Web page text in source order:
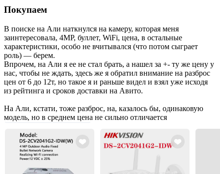
Покупаем
В поиске на Али наткнулся на камеру, которая меня
заинтересовала, 4MP, буллет, WiFi, цена, в остальные
характеристики, особо не вчитывался (что потом сыграет
роль) — берем.
Впрочем, на Али я ее не стал брать, а нашел за +- ту же цену у
нас, чтобы не ждать, здесь же я обратил внимание на разброс
цен от 6 до 12т, но такое я и раньше видел и взял уже исходя
из рейтинга и сроков доставки на Авито.
На Али, кстати, тоже разброс, на, казалось бы, одинаковую
модель, но в среднем цена не сильно отличается